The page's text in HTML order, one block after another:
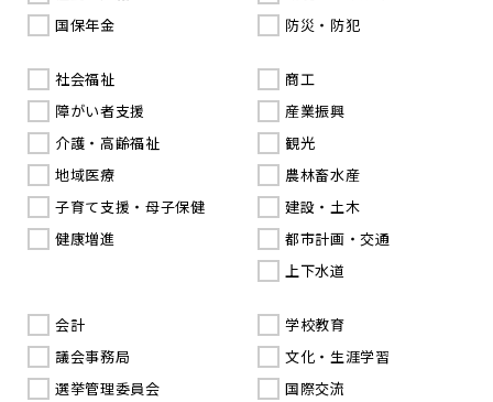
国保年金
防災・防犯
社会福祉
障がい者支援
介護・高齢福祉
地域医療
子育て支援・母子保健
健康増進
商工
産業振興
観光
農林畜水産
建設・土木
都市計画・交通
上下水道
会計
議会事務局
選挙管理委員会
学校教育
文化・生涯学習
国際交流